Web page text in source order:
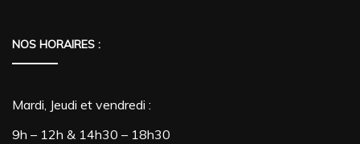
NOS HORAIRES :
Mardi, Jeudi et vendredi :
9h – 12h & 14h30 – 18h30